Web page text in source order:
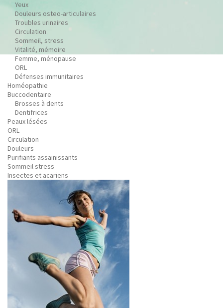
Yeux
Douleurs osteo-articulaires
Troubles urinaires
Circulation
Sommeil, stress
Vitalité, mémoire
Femme, ménopause
ORL
Défenses immunitaires
Homéopathie
Buccodentaire
Brosses à dents
Dentifrices
Peaux lésées
ORL
Circulation
Douleurs
Purifiants assainissants
Sommeil stress
Insectes et acariens